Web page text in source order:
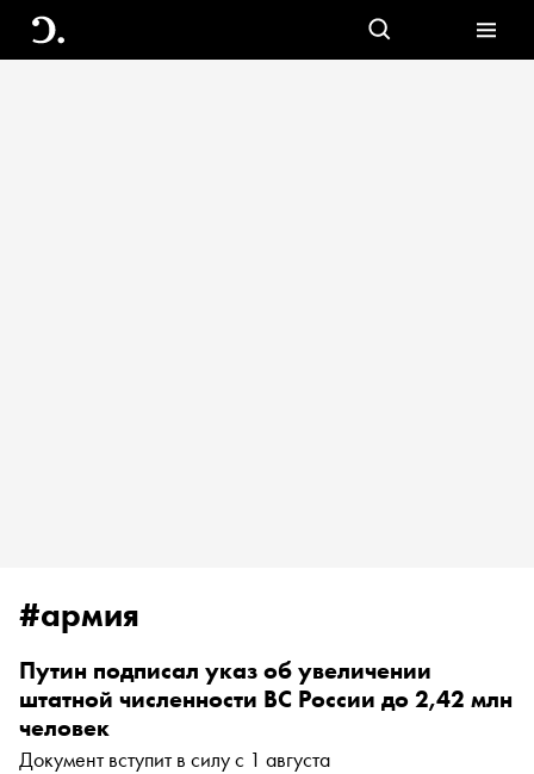
#армия
Путин подписал указ об увеличении
штатной численности ВС России до 2,42 млн
человек
Документ вступит в силу с 1 августа